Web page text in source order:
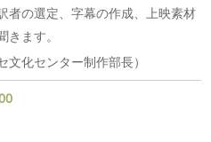
者の選定、字幕の作成、上映素材
ます。
文化センター制作部長）